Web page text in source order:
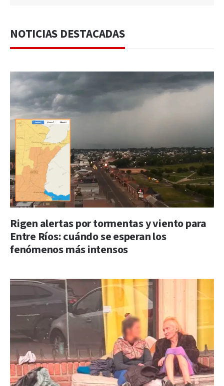
NOTICIAS DESTACADAS
Rigen alertas por tormentas y viento para
Entre Ríos: cuándo se esperan los
fenómenos más intensos